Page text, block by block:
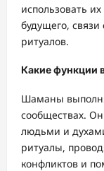
использовать
будущего,
ритуалов.
Какие функции
Шаманы
сообществах.
людьми и
ритуалы,
конфликтов и